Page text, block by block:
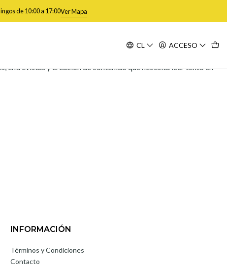
CL ACCESO
de 10:00 a 17:00Ver Mapa
entrevistas y creación de contenido que necesita leer texto en
Filtros
INFORMACIÓN
Términos y Condiciones
Contacto